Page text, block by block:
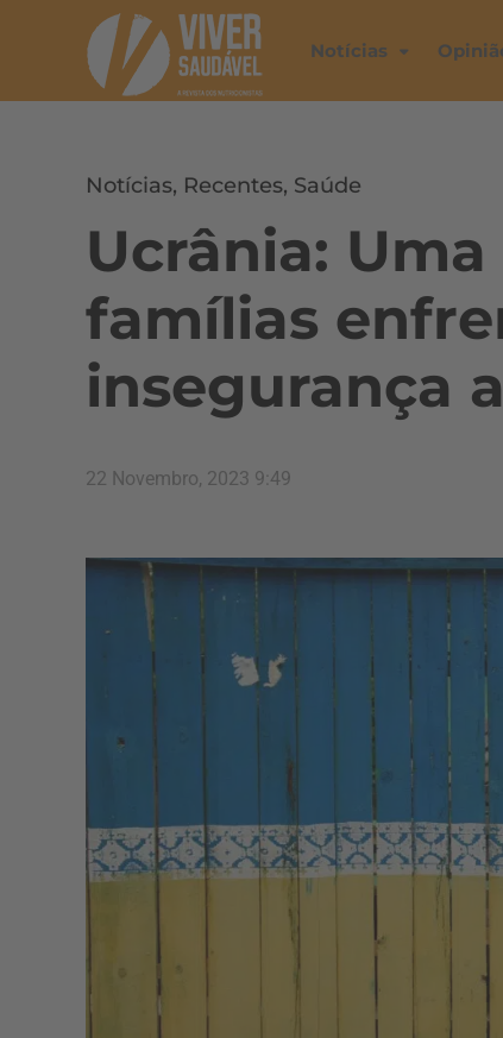
Notícias
Notícias, Recentes, Saúde
Ucrânia:
famílias
insegurança
22 Novembro, 2023 9:49